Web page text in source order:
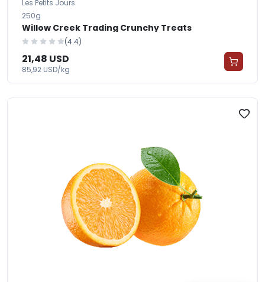
Les Petits Jours
250g
Willow Creek Trading Crunchy Treats
(4.4)
21,48 USD
85,92 USD/kg